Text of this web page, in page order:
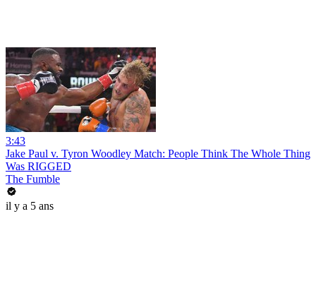
3:43
Jake Paul v. Tyron Woodley Match: People Think The Whole Thing
Was RIGGED
The Fumble
il y a 5 ans